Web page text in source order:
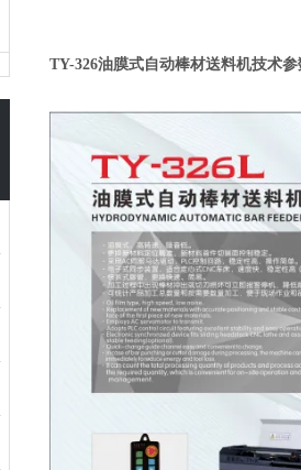
TY-326油膜式自动棒材送料机技术参